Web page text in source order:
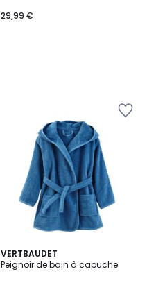
29,99 €
VERTBAUDET
Peignoir de bain à capuche
4,6
/ 5
2
Couleurs